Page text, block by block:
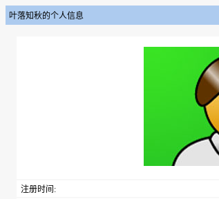
叶落知秋的个人信息
注册时间: